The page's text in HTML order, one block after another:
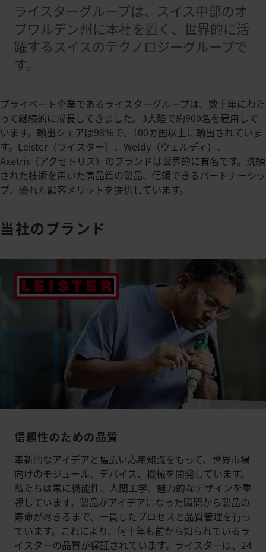
ライスターグループは、スイス中部のオ
ブワルデン州に本社を置く、世界的に活
躍するスイスのテクノロジーグループで
す。
プライベート企業であるライスターグループは、数十年にわた
って継続的に成長してきました。3大陸で約900名を雇用して
います。輸出シェアは98％で、100カ国以上に輸出されていま
す。Leister（ライスター）、Weldy（ウェルディ）、
Axetris（アクセトリス）のブランドは世界的に有名です。洗練
された技術を用いた高品質の製品、信頼できるパートナーシッ
プ、優れた顧客メリットを提供しています。
当社のブランド
信頼性のための品質
革新的なアイデアと幅広い応用知識をもって、世界市場
向けのモジュール、デバイス、機械を開発しています。
私たちは常に機能性、人間工学、魅力的なデザインを重
視しています。製品がアイデアになった瞬間から製品の
寿命が尽きるまで、一貫したプロセスと品質管理を行っ
ています。これにより、何十年も前から知られているラ
イスターの品質が保証されています。ライスターは、24